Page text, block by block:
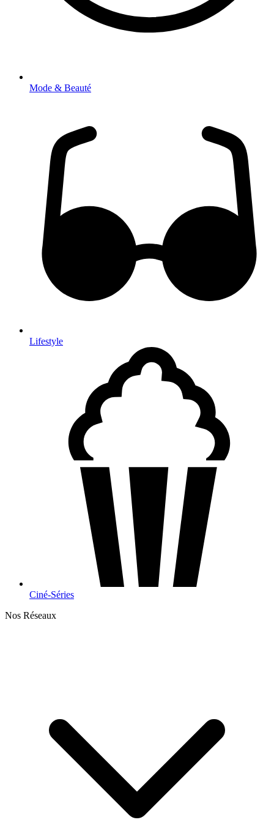
Mode & Beauté
Lifestyle
Ciné-Séries
Nos Réseaux